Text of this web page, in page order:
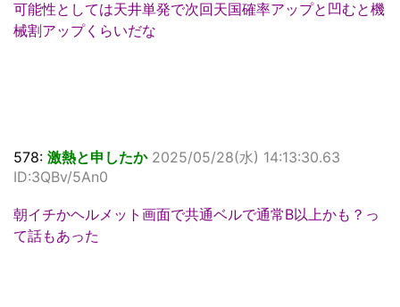
可能性としては天井単発で次回天国確率アップと凹むと機
械割アップくらいだな
578: 激熱と申したか 2025/05/28(水) 14:13:30.63
ID:3QBv/5An0
朝イチかヘルメット画面で共通ベルで通常B以上かも？っ
て話もあった